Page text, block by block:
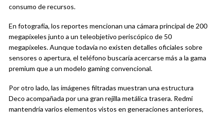
consumo de recursos.
En fotografía, los reportes mencionan una cámara principal de 200
megapíxeles junto a un teleobjetivo periscópico de 50
megapíxeles. Aunque todavía no existen detalles oficiales sobre
sensores o apertura, el teléfono buscaría acercarse más a la gama
premium que a un modelo gaming convencional.
Por otro lado, las imágenes filtradas muestran una estructura
Deco acompañada por una gran rejilla metálica trasera. Redmi
mantendría varios elementos vistos en generaciones anteriores,